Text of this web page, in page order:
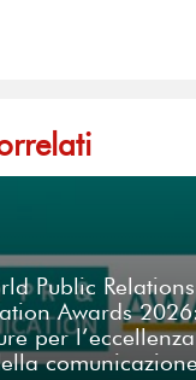
Public
Awards
per